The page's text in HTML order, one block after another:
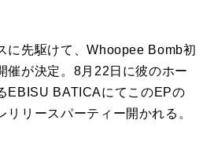
に先駆けて、Whoopee Bomb初
催が決定。8月22日に彼のホー
EBISU BATICAにてこのEPの
リリースパーティー開かれる。